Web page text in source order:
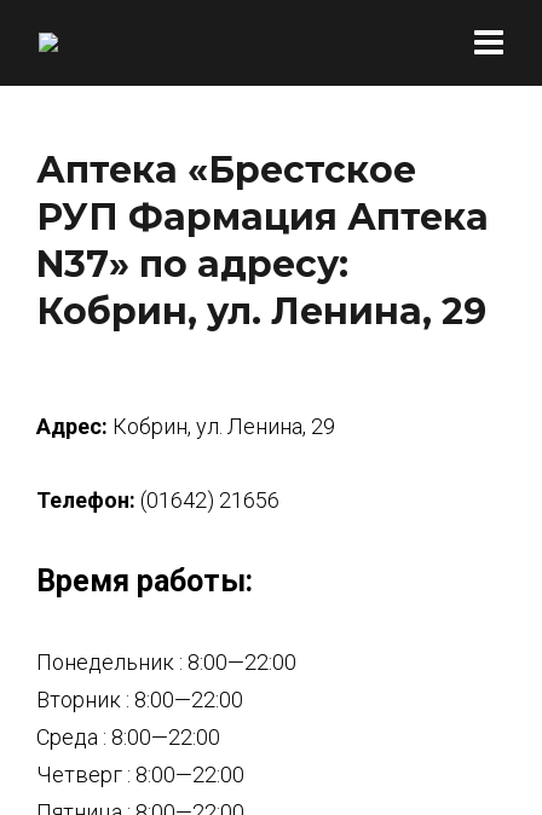
Аптека «Брестское
РУП Фармация Аптека
N37» по адресу:
Кобрин, ул. Ленина, 29
Адрес: Кобрин, ул. Ленина, 29
Телефон: (01642) 21656
Время работы:
Понедельник : 8:00—22:00
Вторник : 8:00—22:00
Среда : 8:00—22:00
Четверг : 8:00—22:00